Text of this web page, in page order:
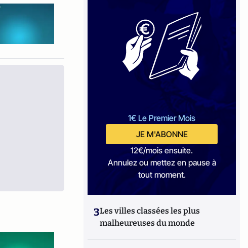
1€ Le Premier Mois
JE M'ABONNE
12€/mois ensuite.
Annulez ou mettez en pause à
tout moment.
3Les villes classées les plus
malheureuses du monde